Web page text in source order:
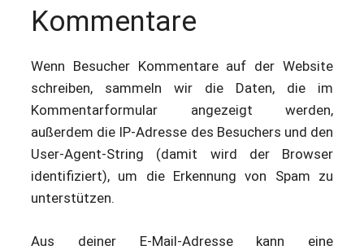
Kommentare
Wenn Besucher Kommentare auf der Website
schreiben, sammeln wir die Daten, die im
Kommentarformular angezeigt werden,
außerdem die IP-Adresse des Besuchers und den
User-Agent-String (damit wird der Browser
identifiziert), um die Erkennung von Spam zu
unterstützen.
Aus deiner E-Mail-Adresse kann eine